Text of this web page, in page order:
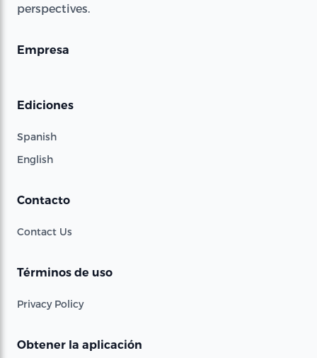
perspectives.
Empresa
Ediciones
Spanish
English
Contacto
Contact Us
Términos de uso
Privacy Policy
Obtener la aplicación